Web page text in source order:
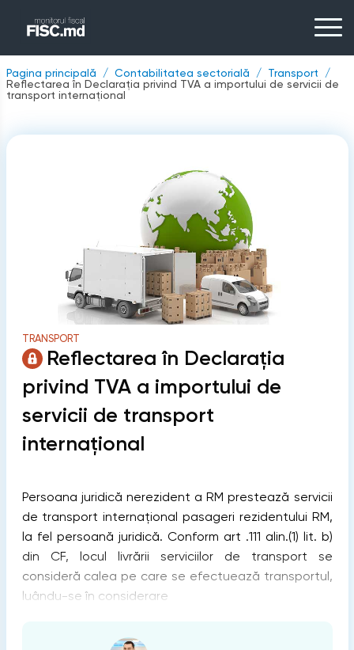
Pagina principală Contabilitatea sectorială
Transport
Reflectarea în Declarația privind TVA a importului de servicii de
transport internațional
TRANSPORT
Reflectarea în Declarația
privind TVA a importului de
servicii de transport
internațional
Persoana juridică nerezident a RM prestează servicii
de transport internațional pasageri rezidentului RM,
la fel persoană juridică. Conform art .111 alin.(1) lit. b)
din CF, locul livrării serviciilor de transport se
consideră calea pe care se efectuează transportul,
luându-se în considerare